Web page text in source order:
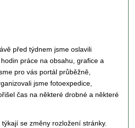
před týdnem jsme oslavili
práce na obsahu, grafice a
pro vás portál průběžně,
jsme fotoexpedice,
čas na některé drobné a některé
se změny rozložení stránky.